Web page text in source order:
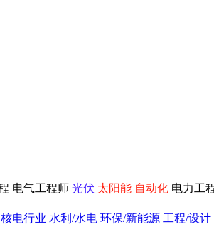
电气工程师 光伏 太阳能 自动化 电力工
核电行业 水利/水电 环保/新能源 工程/设计